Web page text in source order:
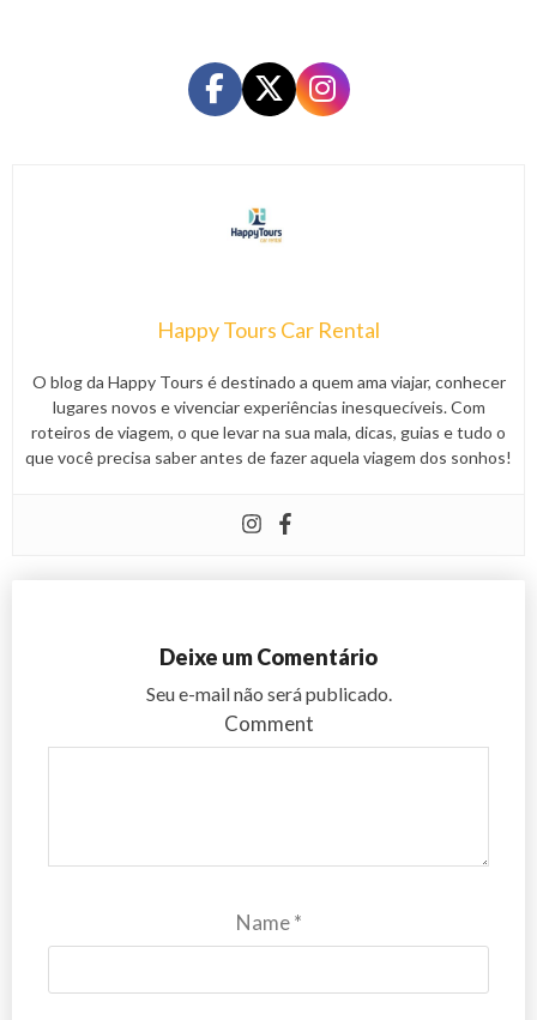
Happy Tours Car Rental
O blog da Happy Tours é destinado a quem ama viajar, conhecer
lugares novos e vivenciar experiências inesquecíveis. Com
roteiros de viagem, o que levar na sua mala, dicas, guias e tudo o
que você precisa saber antes de fazer aquela viagem dos sonhos!
Deixe um Comentário
Seu e-mail não será publicado.
Comment
Name*